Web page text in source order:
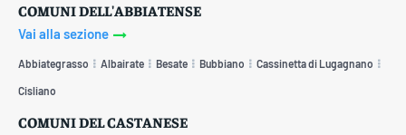
COMUNI DELL'ABBIATENSE
Vai alla sezione
Abbiategrasso Albairate Besate Bubbiano Cassinetta di Lugagnano
Cisliano
COMUNI DEL CASTANESE